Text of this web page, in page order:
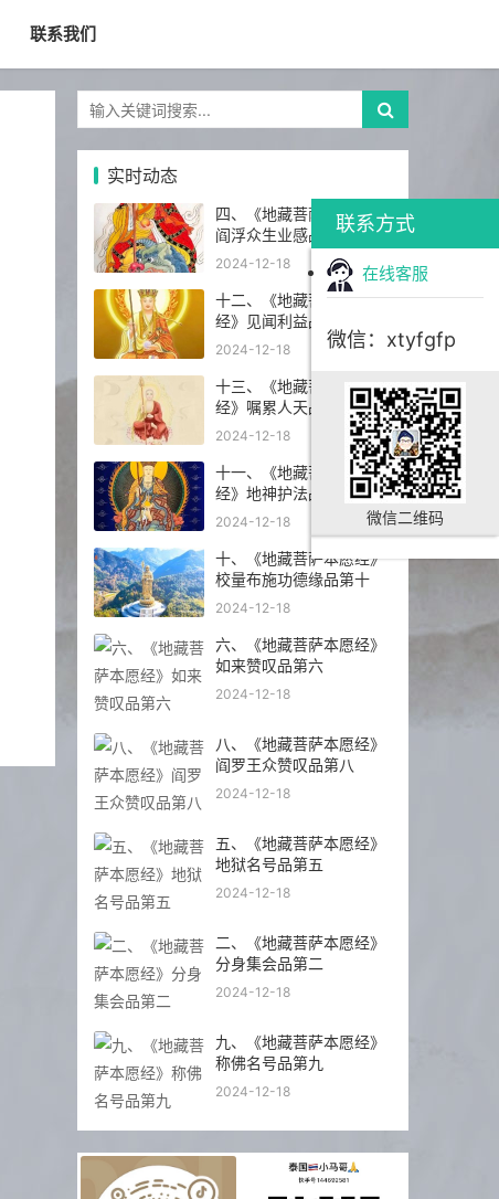
联系我们
实时动态
四、《地藏菩萨本愿经》
阎浮众生业感品第四
2024-12-18
十二、《地藏菩萨本愿
经》见闻利益品第十二
2024-12-18
十三、《地藏菩萨本愿
经》嘱累人天品第十三
2024-12-18
十一、《地藏菩萨本愿
经》地神护法品第十一
2024-12-18
十、《地藏菩萨本愿经》
校量布施功德缘品第十
2024-12-18
六、《地藏菩萨本愿经》
如来赞叹品第六
2024-12-18
八、《地藏菩萨本愿经》
阎罗王众赞叹品第八
2024-12-18
五、《地藏菩萨本愿经》
地狱名号品第五
2024-12-18
二、《地藏菩萨本愿经》
分身集会品第二
2024-12-18
九、《地藏菩萨本愿经》
称佛名号品第九
2024-12-18
联系方式
在线客服
微信：xtyfgfp
微信二维码